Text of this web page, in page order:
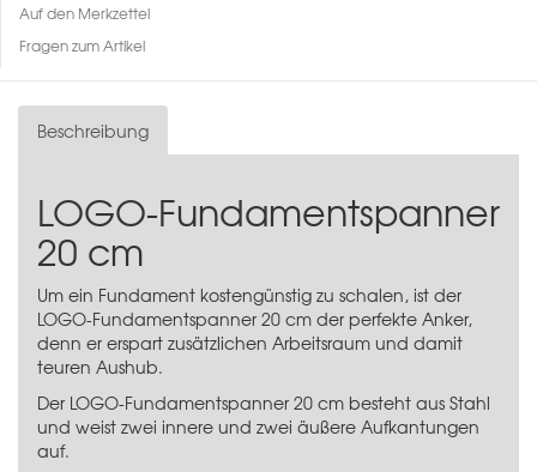
Auf den Merkzettel
Fragen zum Artikel
Beschreibung
LOGO-Fundamentspanner
20 cm
Um ein Fundament kostengünstig zu schalen, ist der
LOGO-Fundamentspanner 20 cm der perfekte Anker,
denn er erspart zusätzlichen Arbeitsraum und damit
teuren Aushub.
Der LOGO-Fundamentspanner 20 cm besteht aus Stahl
und weist zwei innere und zwei äußere Aufkantungen
auf.